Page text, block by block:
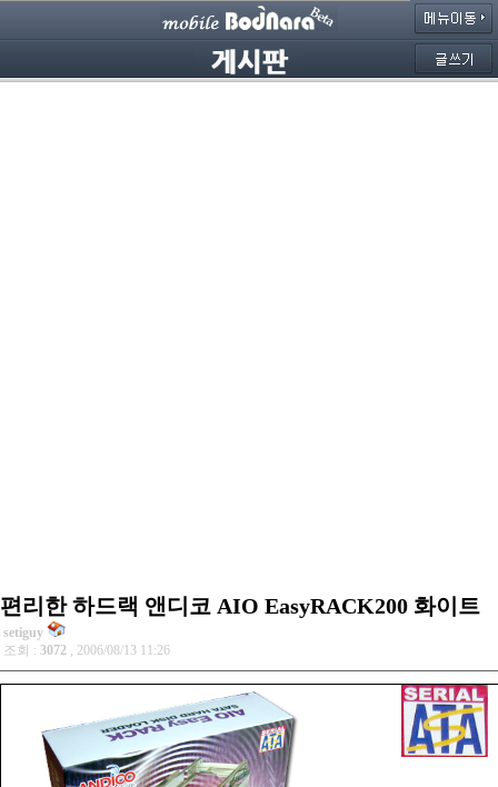
편리한 하드랙 앤디코 AIO EasyRACK200 화이트
setiguy
조회 : 3072 , 2006/08/13 11:26